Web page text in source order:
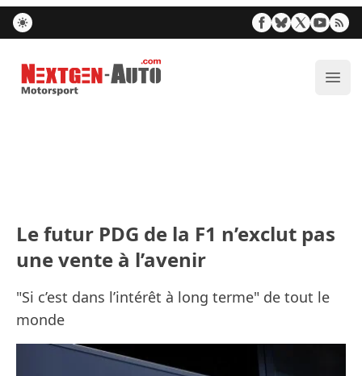
Nextgen-Auto.com
Le futur PDG de la F1 n’exclut pas
une vente à l’avenir
"Si c’est dans l’intérêt à long terme" de tout le
monde